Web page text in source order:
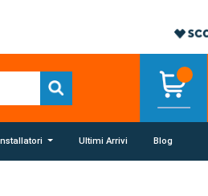
Ultimi Arrivi Blog